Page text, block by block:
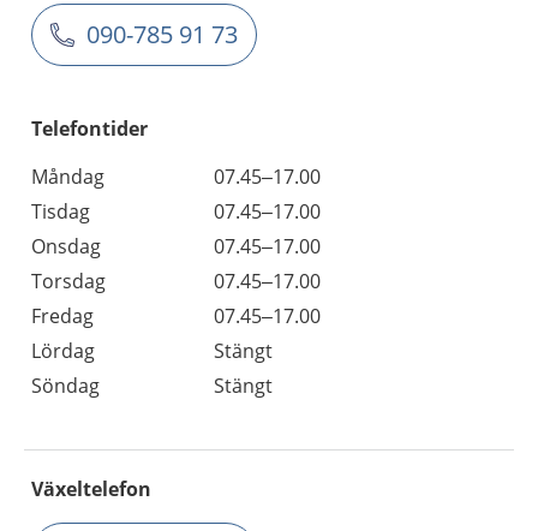
090-785 91 73
Telefontider
Måndag
07.45–17.00
Tisdag
07.45–17.00
Onsdag
07.45–17.00
Torsdag
07.45–17.00
Fredag
07.45–17.00
Lördag
Stängt
Söndag
Stängt
Växeltelefon